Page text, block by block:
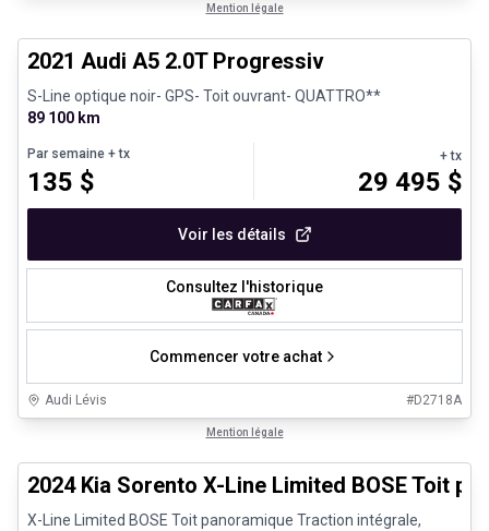
Mention légale
2021 Audi A5 2.0T Progressiv
S-Line optique noir- GPS- Toit ouvrant- QUATTRO**
89 100 km
Par semaine + tx
135 $
+ tx
29 495 $
Voir les détails
Consultez l'historique
Commencer votre achat
Audi Lévis #D2718A
Mention légale
2024 Kia Sorento X-Line Limited BOSE Toit
X-Line Limited BOSE Toit panoramique Traction intégrale,